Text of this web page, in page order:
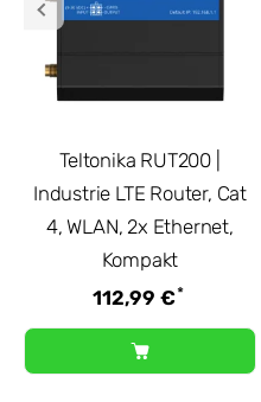
Teltonika RUT200 |
Industrie LTE Router, Cat
4, WLAN, 2x Ethernet,
Kompakt
112,99 €*